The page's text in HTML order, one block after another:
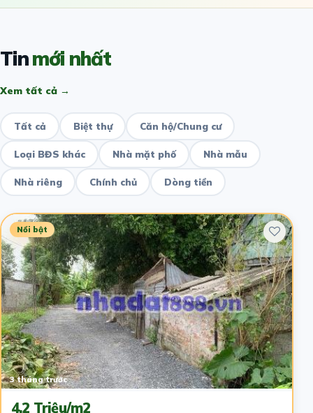
Tinmới nhất
Xem tất cả →
Tất cả Biệt thự Căn hộ/Chung cư
Loại BĐS khác Nhà mặt phố Nhà mẫu
Nhà riêng Chính chủ Dòng tiền
Nổi bật
3 tháng trước
4.2 Triệu/m2